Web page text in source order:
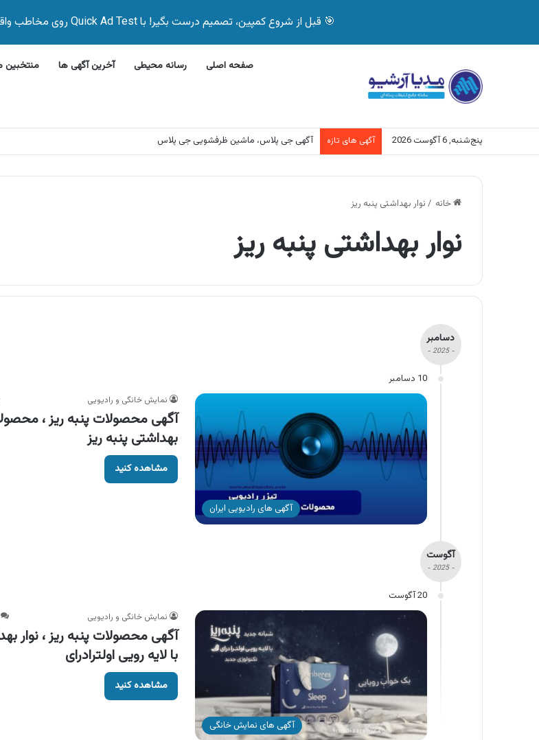
🎯 قبل از شروع کمپین، تصمیم درست بگیر! با Quick Ad Test روی مخاطب واقعی تست کن ✅
صفحه اصلی رسانه محیطی آخرین آگهی ها منتخبین
پنج‌شنبه, 6 آگوست 2026 آگهی های تازه آگهی جی پلاس، ماشین ظرفشویی جی پلاس
خانه / نوار بهداشتی پنبه ریز
نوار بهداشتی پنبه ریز
دسامبر
- 2025 -
10 دسامبر
آگهی های رادیویی ایران
نمایش خانگی و رادیویی
آگهی محصولات پنبه ریز ،
بهداشتی پنبه ریز
مشاهده کنید
آگوست
- 2025 -
20 آگوست
آگهی های نمایش خانگی
نمایش خانگی و رادیویی
آگهی محصولات پنبه ریز ، نوار
با لایه رویی اولترادرای
مشاهده کنید